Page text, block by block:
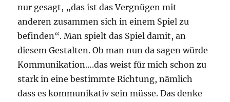
nur gesagt, „das ist das Vergnügen mit
anderen zusammen sich in einem Spiel zu
befinden“. Man spielt das Spiel damit, an
diesem Gestalten. Ob man nun da sagen würde
Kommunikation….das weist für mich schon zu
stark in eine bestimmte Richtung, nämlich
dass es kommunikativ sein müsse. Das denke